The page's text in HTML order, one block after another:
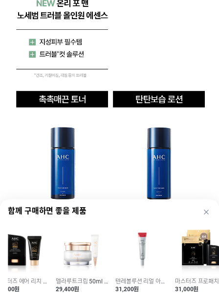
함께 구매하면 좋을 제품
마스터즈 에어 리치 선스틱 14g + 미니 선크림 증정
원
멜라루트크림 50ml + 택 1
29,400원
텐레볼루션 리얼 아이크림포페이스 35ml 구성 택 1
31,200원
31,000원
구매하기